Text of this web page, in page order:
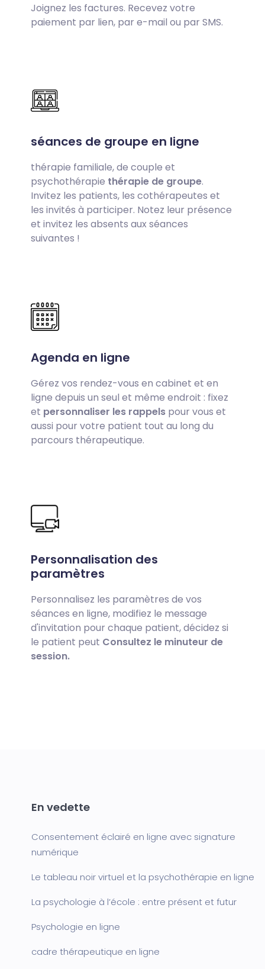
Joignez les factures. Recevez votre
paiement par lien, par e-mail ou par SMS.
séances de groupe en ligne
thérapie familiale, de couple et
psychothérapie thérapie de groupe.
Invitez les patients, les cothérapeutes et
les invités à participer. Notez leur présence
et invitez les absents aux séances
suivantes !
Agenda en ligne
Gérez vos rendez-vous en cabinet et en
ligne depuis un seul et même endroit : fixez
et personnaliser les rappels pour vous et
aussi pour votre patient tout au long du
parcours thérapeutique.
Personnalisation des
paramètres
Personnalisez les paramètres de vos
séances en ligne, modifiez le message
d'invitation pour chaque patient, décidez si
le patient peut Consultez le minuteur de
session.
En vedette
Consentement éclairé en ligne avec signature
numérique
Le tableau noir virtuel et la psychothérapie en ligne
La psychologie à l’école : entre présent et futur
Psychologie en ligne
cadre thérapeutique en ligne